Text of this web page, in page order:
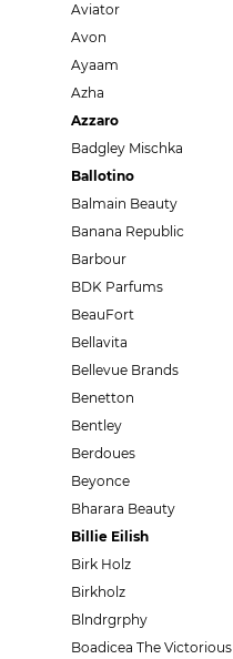
Aviator
Avon
Ayaam
Azha
Azzaro
Badgley Mischka
Ballotino
Balmain Beauty
Banana Republic
Barbour
BDK Parfums
BeauFort
Bellavita
Bellevue Brands
Benetton
Bentley
Berdoues
Beyonce
Bharara Beauty
Billie Eilish
Birk Holz
Birkholz
Blndrgrphy
Boadicea The Victorious